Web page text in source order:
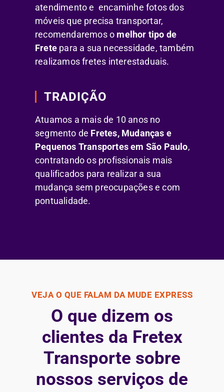
atendimento e encaminhe fotos dos
móveis que precisa transportar,
recomendaremos o melhor tipo de
Frete para a sua necessidade, também
realizamos fretes interestaduais.
TRADIÇÃO
Atuamos a mais de 10 anos no
segmento de Fretes, Mudanças e
Pequenos Transportes em São Paulo,
contratando os profissionais mais
qualificados para realizar a sua
mudança sem preocupações e com
pontualidade.
VEJA O QUE FALAM DA MUDE EXPRESS
O que dizem os
clientes da Fretex
Transporte sobre
nossos serviços de